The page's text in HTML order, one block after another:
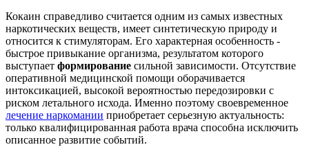
Кокаин справедливо считается одним из самых известных
наркотических веществ, имеет синтетическую природу и
относится к стимуляторам. Его характерная особенность -
быстрое привыкание организма, результатом которого
выступает формирование сильной зависимости. Отсутствие
оперативной медицинской помощи оборачивается
интоксикацией, высокой вероятностью передозировки с
риском летального исхода. Именно поэтому своевременное
лечение наркомании приобретает серьезную актуальность:
только квалифицированная работа врача способна исключить
описанное развитие событий.